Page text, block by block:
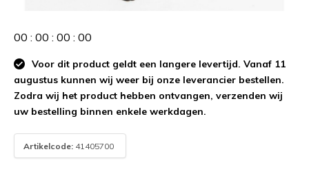
00 : 00 : 00 : 00
Voor dit product geldt een langere levertijd. Vanaf 11
augustus kunnen wij weer bij onze leverancier bestellen.
Zodra wij het product hebben ontvangen, verzenden wij
uw bestelling binnen enkele werkdagen.
Artikelcode: 41405700